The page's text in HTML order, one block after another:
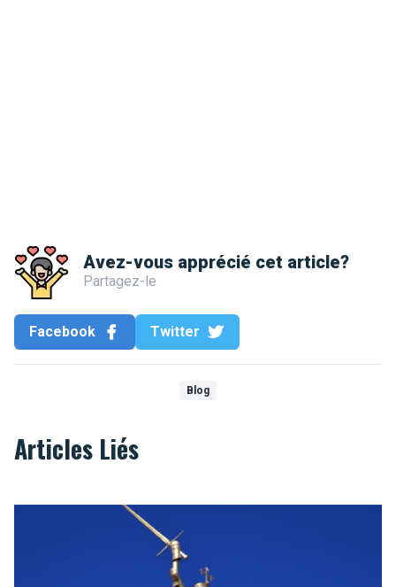
Avez-vous apprécié cet article?
Partagez-le
Facebook Twitter
Blog
Articles Liés
Qui es-tu Saint-Michel ?